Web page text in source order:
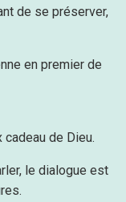
de se préserver,
en premier de
de Dieu.
le dialogue est